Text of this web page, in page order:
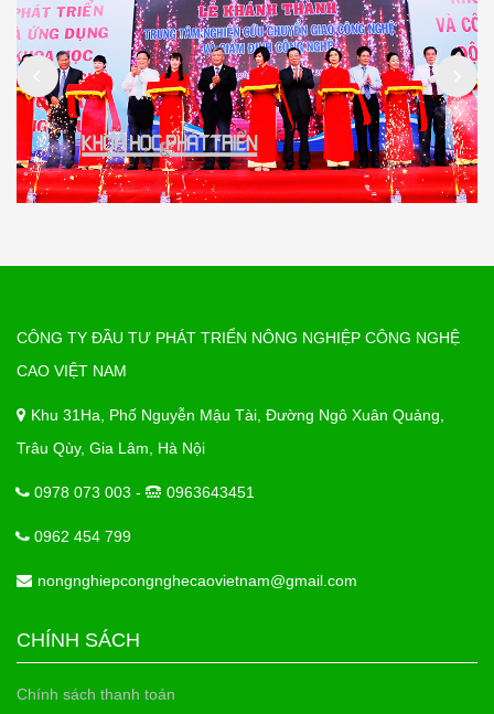
CÔNG TY ĐẦU TƯ PHÁT TRIỂN NÔNG NGHIỆP CÔNG NGHỆ
CAO VIỆT NAM
Khu 31Ha, Phố Nguyễn Mậu Tài, Đường Ngô Xuân Quảng,
Trâu Qùy, Gia Lâm, Hà Nội
0978 073 003 - 0963643451
0962 454 799
nongnghiepcongnghecaovietnam@gmail.com
CHÍNH SÁCH
Chính sách thanh toán